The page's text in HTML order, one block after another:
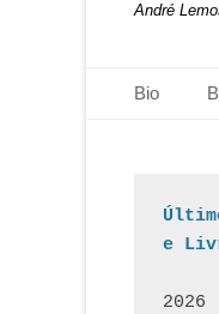
André
Menu
para
Bio
e
2026